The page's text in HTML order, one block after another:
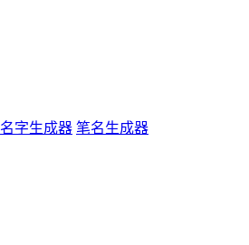
名字生成器 笔名生成器